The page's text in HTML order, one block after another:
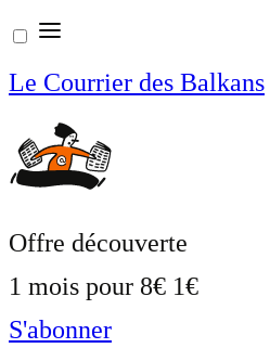
Aller
au
contenu
Le Courrier des Balkans
Offre découverte
1 mois pour 8€ 1€
S'abonner